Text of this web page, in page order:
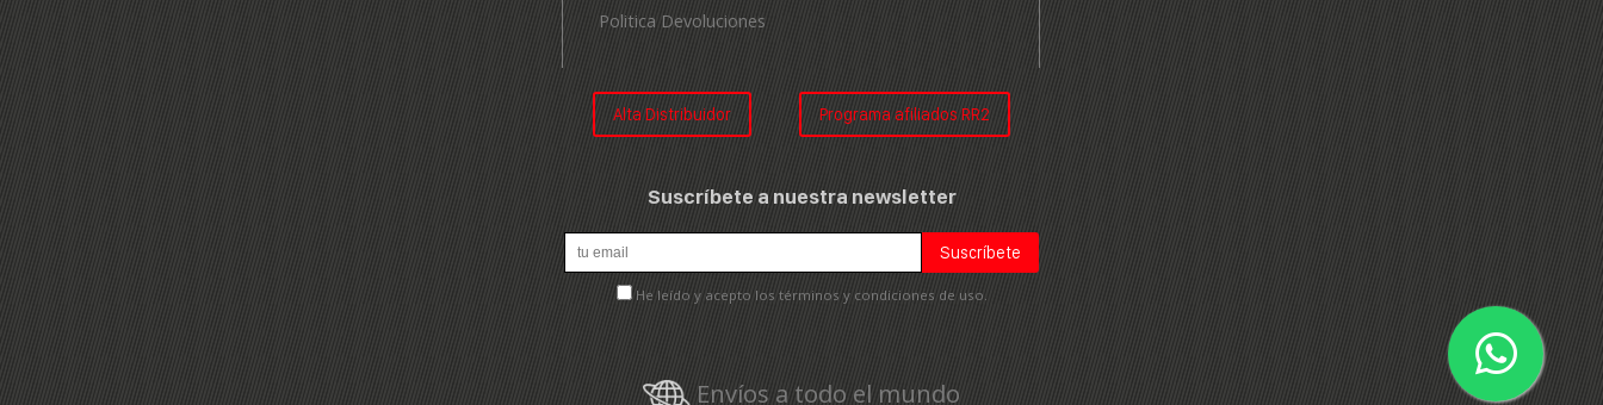
Politica Devoluciones
Alta Distribuidor Programa afiliados RR2
Suscríbete a nuestra newsletter
He leído y acepto los términos y condiciones de uso.
Envíos a todo el mundo